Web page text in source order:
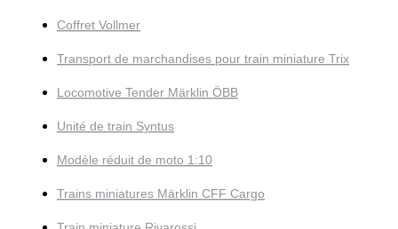
Coffret Vollmer
Transport de marchandises pour train miniature Trix
Locomotive Tender Märklin ÖBB
Unité de train Syntus
Modèle réduit de moto 1:10
Trains miniatures Märklin CFF Cargo